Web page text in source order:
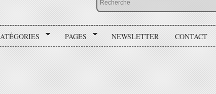
PAGES NEWSLETTER CONTACT